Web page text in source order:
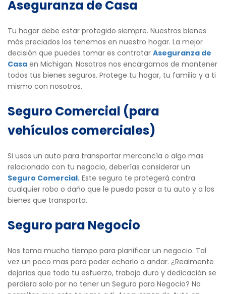
Aseguranza de Casa
Tu hogar debe estar protegido siempre. Nuestros bienes
más preciados los tenemos en nuestro hogar. La mejor
decisión que puedes tomar es contratar Aseguranza de
Casa en Michigan. Nosotros nos encargamos de mantener
todos tus bienes seguros. Protege tu hogar, tu familia y a ti
mismo con nosotros.
Seguro Comercial (para
vehículos comerciales)
Si usas un auto para transportar mercancía o algo mas
relacionado con tu negocio, deberías considerar un
Seguro Comercial. Este seguro te protegerá contra
cualquier robo o daño que le pueda pasar a tu auto y a los
bienes que transporta.
Seguro para Negocio
Nos toma mucho tiempo para planificar un negocio. Tal
vez un poco mas para poder echarlo a andar. ¿Realmente
dejarías que todo tu esfuerzo, trabajo duro y dedicación se
perdiera solo por no tener un Seguro para Negocio? No